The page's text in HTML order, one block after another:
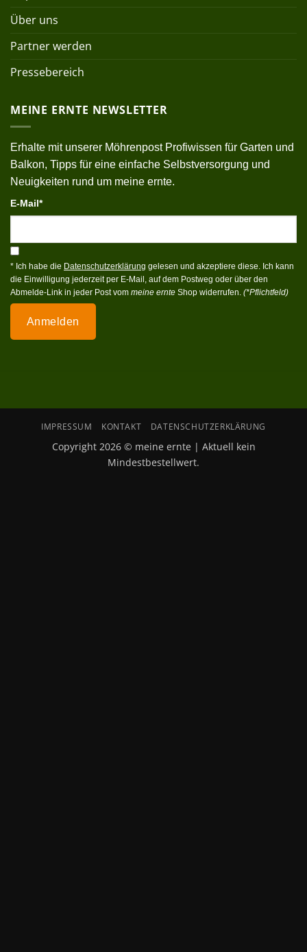
Über uns
Partner werden
Pressebereich
MEINE ERNTE NEWSLETTER
Erhalte mit unserer Möhrenpost Profiwissen für Garten und
Balkon, Tipps für eine einfache Selbstversorgung und
Neuigkeiten rund um meine ernte.
E-Mail*
* Ich habe die Datenschutzerklärung gelesen und akzeptiere diese. Ich kann
die Einwilligung jederzeit per E-Mail, auf dem Postweg oder über den
Abmelde-Link in jeder Post vom meine ernte Shop widerrufen. (*Pflichtfeld)
Anmelden
IMPRESSUM KONTAKT DATENSCHUTZERKLÄRUNG
Copyright 2026 © meine ernte | Aktuell kein
Mindestbestellwert.